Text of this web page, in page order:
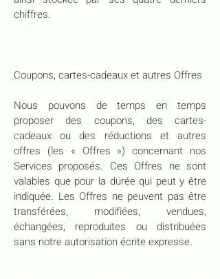
chiffres.
Coupons, cartes-cadeaux et autres Offres
Nous pouvons de temps en temps
proposer des coupons, des cartes-
cadeaux ou des réductions et autres
offres (les « Offres ») concernant nos
Services proposés. Ces Offres ne sont
valables que pour la durée qui peut y être
indiquée. Les Offres ne peuvent pas être
transférées, modifiées, vendues,
échangées, reproduites ou distribuées
sans notre autorisation écrite expresse.